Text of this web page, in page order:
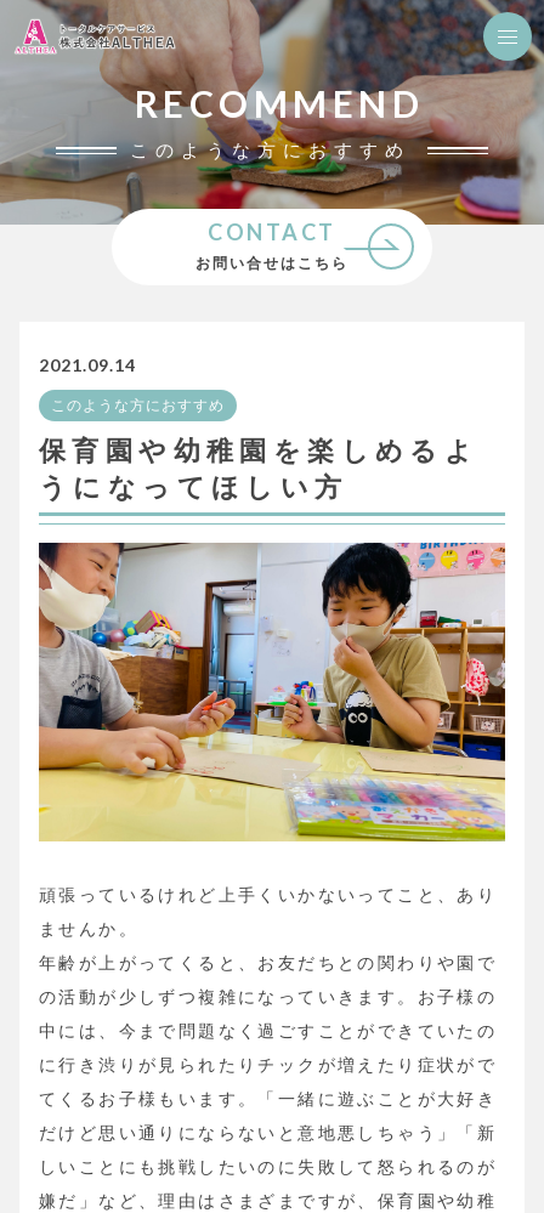
RECOMMEND
このような方におすすめ
CONTACT
お問い合せはこちら
2021.09.14
このような方におすすめ
保育園や幼稚園を楽しめるよ
うになってほしい方
頑張っているけれど上手くいかないってこと、あり
ませんか。
年齢が上がってくると、お友だちとの関わりや園で
の活動が少しずつ複雑になっていきます。お子様の
中には、今まで問題なく過ごすことができていたの
に行き渋りが見られたりチックが増えたり症状がで
てくるお子様もいます。「一緒に遊ぶことが大好き
だけど思い通りにならないと意地悪しちゃう」「新
しいことにも挑戦したいのに失敗して怒られるのが
嫌だ」など、理由はさまざまですが、保育園や幼稚